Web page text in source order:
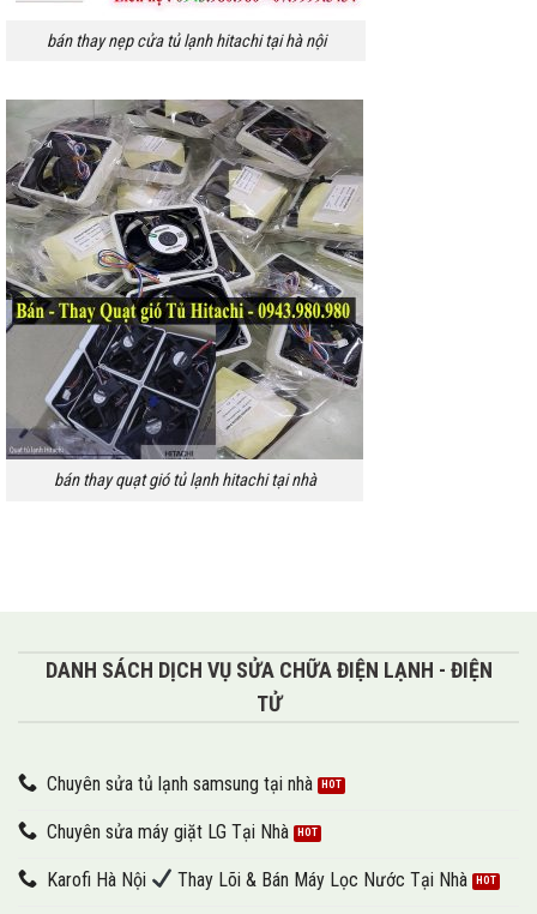
bán thay nẹp cửa tủ lạnh hitachi tại hà nội
bán thay quạt gió tủ lạnh hitachi tại nhà
DANH SÁCH DỊCH VỤ SỬA CHỮA ĐIỆN LẠNH - ĐIỆN
TỬ
Chuyên sửa tủ lạnh samsung tại nhà
Chuyên sửa máy giặt LG Tại Nhà
Karofi Hà Nội Thay Lõi & Bán Máy Lọc Nước Tại Nhà